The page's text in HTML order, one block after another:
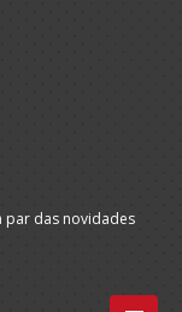
par das novidades